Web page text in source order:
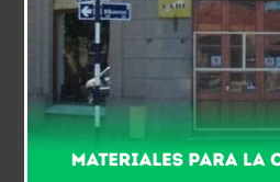
9 años atrás Fm Alpha
Una caravana con alrededor
integrantes de Fanazul